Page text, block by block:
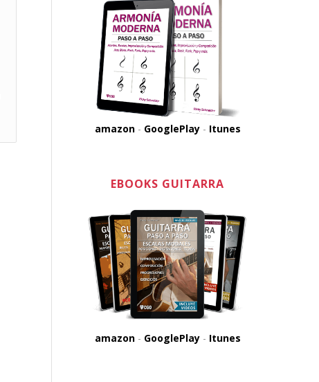
amazon- GooglePlay- Itunes
EBOOKS GUITARRA
amazon- GooglePlay- Itunes